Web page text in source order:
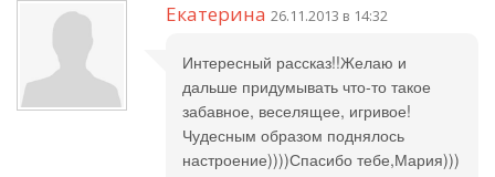
Екатерина 26.11.2013 в 14:32
Интересный рассказ!!Желаю и
дальше придумывать что-то такое
забавное, веселящее, игривое!
Чудесным образом поднялось
настроение))))Спасибо тебе,Мария)))